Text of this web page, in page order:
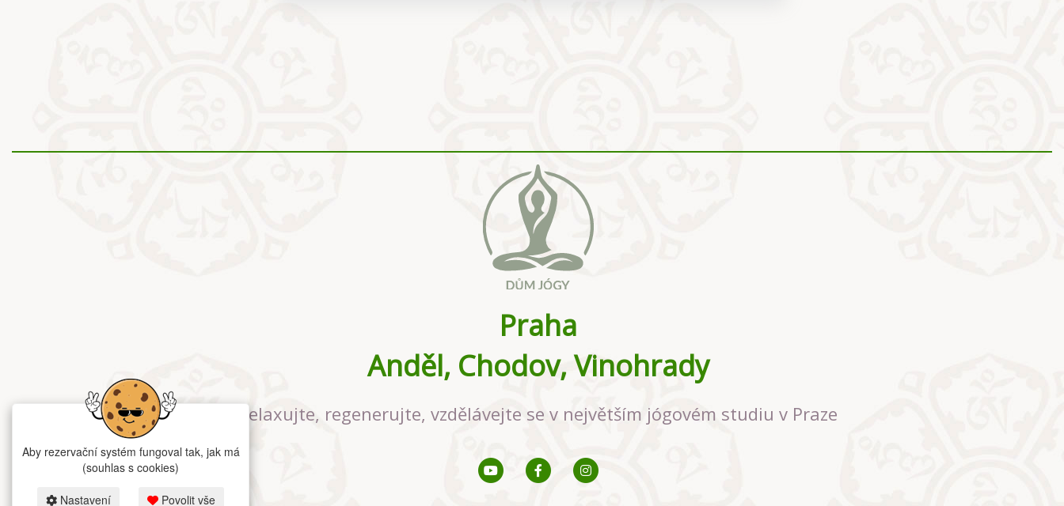
Praha
Anděl, Chodov, Vinohrady
Relaxujte, regenerujte, vzdělávejte se v největším jógovém studiu v Praze
Aby rezervační systém fungoval tak, jak má
(souhlas s cookies)
Nastavení Povolit vše